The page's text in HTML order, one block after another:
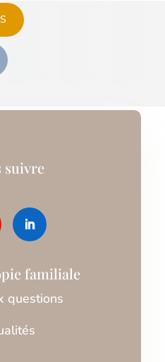
suivre
familiale
questions